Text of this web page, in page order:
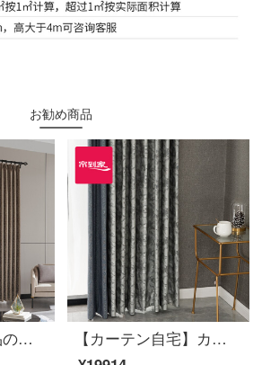
お勧め商品
北欧カーテン製品のジャカードは高い遮光定型ノーベル現代ポリエステルをつないで、テーピング窓LDC 20 SSC-80 Sフックをカスタマイズします。（高さ2.6メートル以内で変えられます。）XLのカーテンセット/ダブルオープン（適用窓の幅は4.1-4.4メートルです。）
【カーテン自宅】カーテン完成品の高遮光きらびやかな星河落下窓リビングルームの高精密つなぎ合わせ定型化には、裏地LDC 20 FWC-穴あけ/カーテンヘッドを含まない(高さ2.6メートル以内で変更可能)XLのカーテンセット/ダブルオープン(適用窓の幅4.1-1.4メートル)